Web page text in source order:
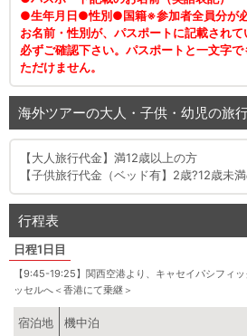
●生年月日●性別●国籍※参加者全員分が必
お名前・性別が、パスポートに記載されて
必ずご確認下さい。パスポートと一文字
ただけません。
海外ツアーの大人・子供・幼児の旅
【大人旅行代金】満12歳以上の方
【子供旅行代金（ベッド有】2歳?12歳未
行程表
1日目
【9:45-19:25】関西空港より、キャセイパシフィ
ッセルへ＜香港にて乗継＞
宿泊地 機中泊